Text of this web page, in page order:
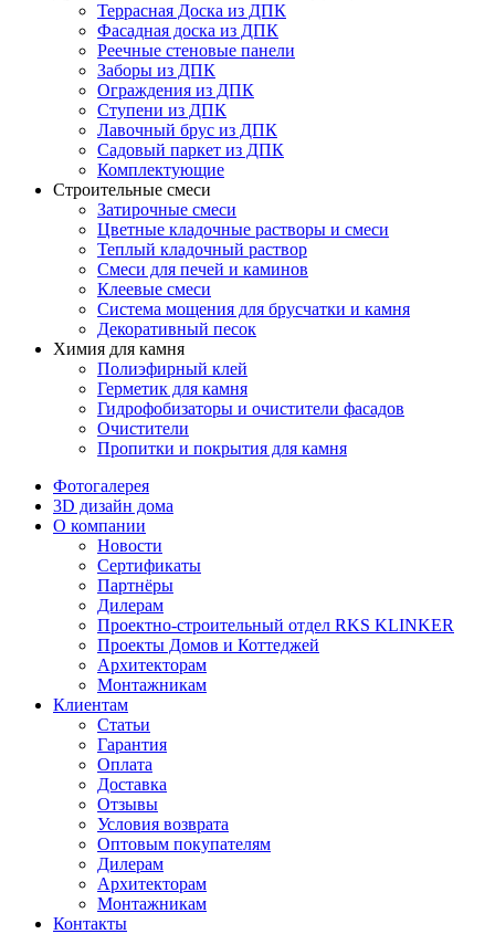
Террасная Доска из ДПК
Фасадная доска из ДПК
Реечные стеновые панели
Заборы из ДПК
Ограждения из ДПК
Ступени из ДПК
Лавочный брус из ДПК
Садовый паркет из ДПК
Комплектующие
Строительные смеси
Затирочные смеси
Цветные кладочные растворы и смеси
Теплый кладочный раствор
Смеси для печей и каминов
Клеевые смеси
Система мощения для брусчатки и камня
Декоративный песок
Химия для камня
Полиэфирный клей
Герметик для камня
Гидрофобизаторы и очистители фасадов
Очистители
Пропитки и покрытия для камня
Фотогалерея
3D дизайн дома
О компании
Новости
Сертификаты
Партнёры
Дилерам
Проектно-строительный отдел RKS KLINKER
Проекты Домов и Коттеджей
Архитекторам
Монтажникам
Клиентам
Статьи
Гарантия
Оплата
Доставка
Отзывы
Условия возврата
Оптовым покупателям
Дилерам
Архитекторам
Монтажникам
Контакты